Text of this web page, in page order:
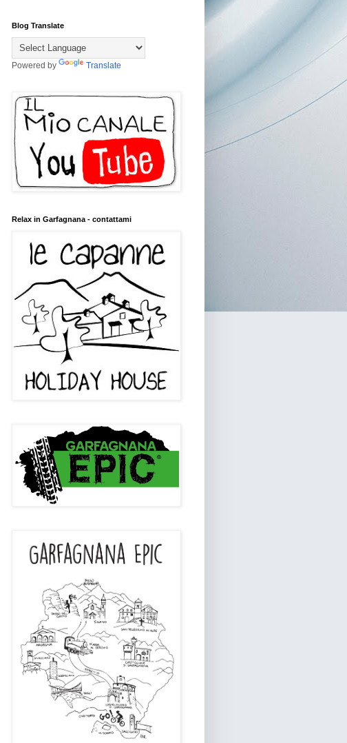
Blog Translate
Powered by Translate
Relax in Garfagnana - contattami